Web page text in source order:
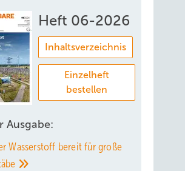
Heft 06-2026
Inhaltsverzeichnis
Einzelheft
bestellen
Ausgabe:
Wasserstoff bereit für große